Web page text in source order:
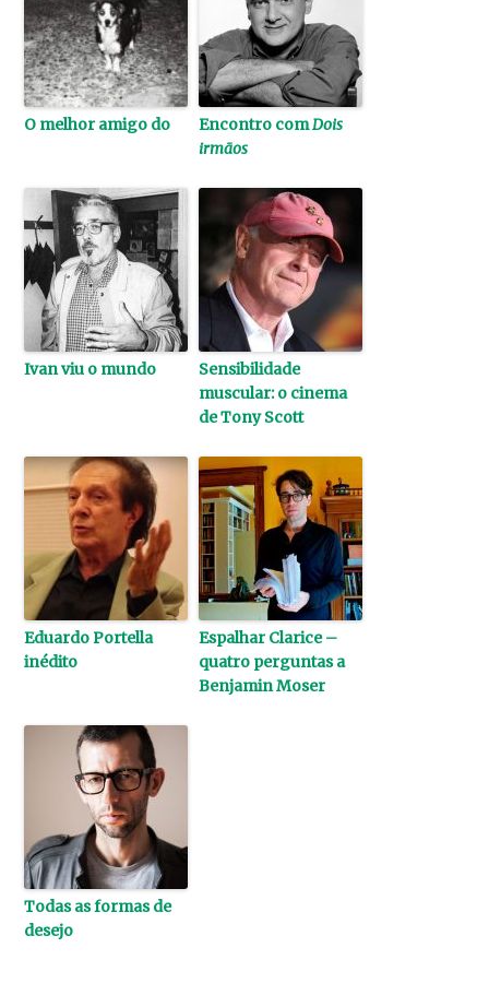
O melhor amigo do Encontro comDois
irmãos
Ivan viu o mundo
Sensibilidade
muscular: o cinema
de Tony Scott
Eduardo Portella
inédito
Espalhar Clarice –
quatro perguntas a
Benjamin Moser
Todas as formas de
desejo